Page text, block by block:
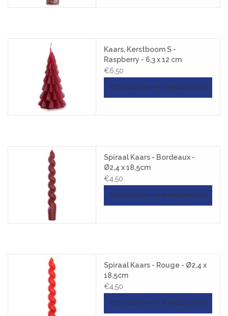
Kaars, Kerstboom S -
Raspberry - 6,3 x 12 cm
€6,50
TOEVOEGEN AAN WINKELWAGEN
Spiraal Kaars - Bordeaux -
Ø2,4 x 18,5cm
€4,50
TOEVOEGEN AAN WINKELWAGEN
Spiraal Kaars - Rouge - Ø2,4 x
18,5cm
€4,50
TOEVOEGEN AAN WINKELWAGEN